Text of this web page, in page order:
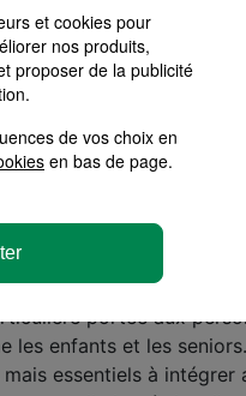
et cookies pour
nos produits,
proposer de la publicité
de vos choix en
en bas de page.